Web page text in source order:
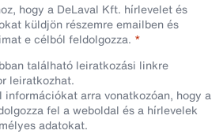
hogy a DeLaval Kft. hírlevelet és
küldjön részemre emailben és
e célból feldolgozza.
található leiratkozási linkre
leiratkozhat.
információkat arra vonatkozóan, hogy a
fel a weboldal és a hírlevelek
adatokat.